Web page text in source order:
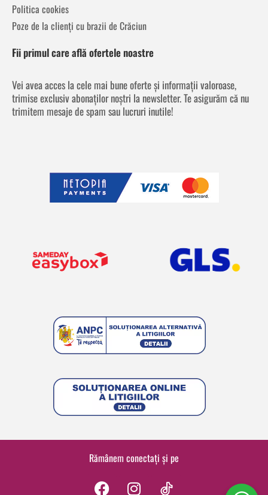
Politica cookies
Poze de la clienți cu brazii de Crăciun
Fii primul care află ofertele noastre
Vei avea acces la cele mai bune oferte și informații valoroase,
trimise exclusiv abonaților noștri la newsletter. Te asigurăm că nu
trimitem mesaje de spam sau lucruri inutile!
Rămânem conectați și pe
F I